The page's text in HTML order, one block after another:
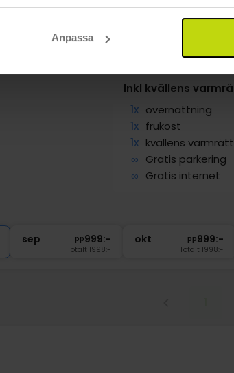
Anpassa
Inkl kvällens
1x övernattning
1x frukost
1x kvällens
∞ Gratis parkering
∞ Gratis internet
sep pp999:-
Totalt 1998:-
okt pp999:-
Totalt 1998:-